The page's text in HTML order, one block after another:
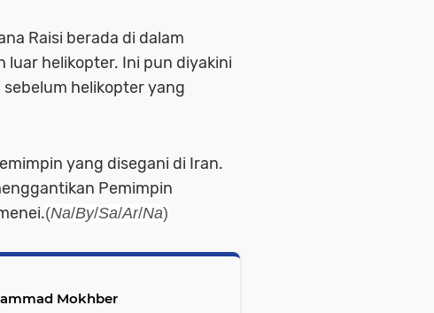
Raisi berada di dalam
luar helikopter. Ini pun diyakini
helikopter yang
yang disegani di Iran.
Pemimpin
(Na/By/Sa/Ar/Na)
Mokhber